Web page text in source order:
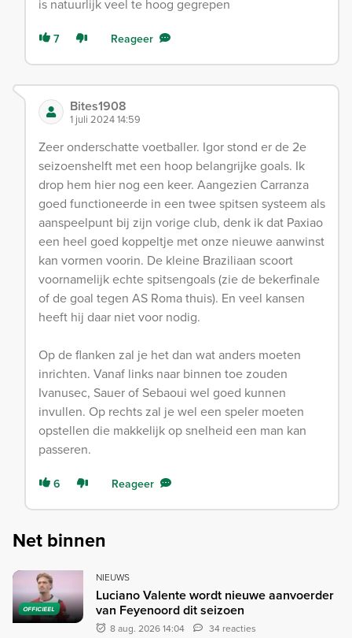
is natuurlijk veel te hoog gegrepen
7 Reageer
Bites1908
1 juli 2024 14:59
Zeer onderschatte voetballer. Igor stond er de 2e
seizoenshelft met een hoop belangrijke goals. Ik
drop hem hier nog een keer. Aangezien Carranza
goed functioneerde in een twee spitsen systeem als
aanspeelpunt bij zijn vorige club, denk ik dat Paxiao
een heel goed koppeltje met onze nieuwe aanwinst
kan vormen voorin. De kleine Braziliaan scoort
voornamelijk echte spitsengoals (zie de bekerfinale
of de goal tegen AS Roma thuis). En veel kansen
heeft hij daar niet voor nodig.
Op de flanken zal je het dan wat anders moeten
inrichten. Vanaf links naar binnen toe zouden
Ivanusec, Sauer of Sebaoui wel goed kunnen
invullen. Op rechts zal je wel een speler moeten
opstellen die makkelijk op snelheid een man kan
passeren.
6 Reageer
Net binnen
OFFICIEEL
NIEUWS
Luciano Valente wordt nieuwe aanvoerder
van Feyenoord dit seizoen
8 aug. 2026 14:04 34 reacties